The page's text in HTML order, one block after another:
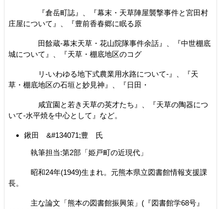
『倉岳町誌』、『幕末・天草陣屋襲撃事件と宮田村
庄屋について』、『豊前香春郷に眠る原
田餘蔵-幕末天草・花山院隊事件余話』、『中世棚底
城について』、『天草・棚底地区のコグ
リ-いわゆる地下式農業用水路について-』、『天
草・棚底地区の石垣と妙見神』、『日田・
咸宜園と若き天草の英才たち』、『天草の陶器につ
いて-水平焼を中心として』など。
鍬田 &#134071;豊 氏
執筆担当:第2部「姫戸町の近現代」
昭和24年(1949)生まれ。元熊本県立図書館情報支援課
長。
主な論文「熊本の図書館振興策」(『図書館学68号』